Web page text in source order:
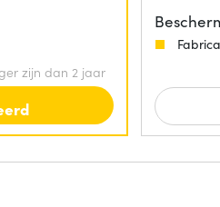
zijn dan 2 jaar